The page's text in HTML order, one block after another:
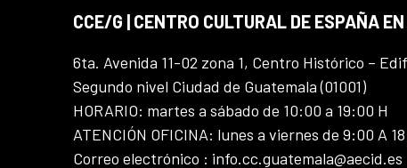
CCE/G | CENTRO CULTURAL DE ESPAÑA
6ta. Avenida 11-02 zona 1, Centro Histórico –
Segundo nivel Ciudad de Guatemala (01001)
HORARIO: martes a sábado de 10:00 a 19:00 H
ATENCIÓN OFICINA: lunes a viernes de 9:00 A
Correo electrónico : info.cc.guatemala@aecid.es